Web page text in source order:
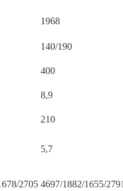
1968
140/190
400
8,9
210
5,7
2705 4697/1882/1655/